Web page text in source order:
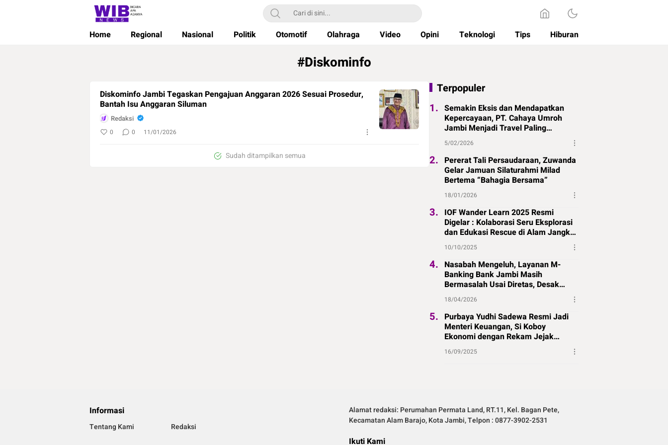
Wibnews
Waktu Indonesia Bicara
Home Regional Nasional Politik Otomotif Olahraga Video Opini Teknologi Tips Hiburan
#Diskominfo
Diskominfo Jambi Tegaskan Pengajuan Anggaran 2026 Sesuai Prosedur,
Bantah Isu Anggaran Siluman
Redaksi
0 0 11/01/2026
Sudah ditampilkan semua
Terpopuler
1. Semakin Eksis dan Mendapatkan
Kepercayaan, PT. Cahaya Umroh
Jambi Menjadi Travel Paling
Direkomendasikan di Jambi
5/02/2026
2. Pererat Tali Persaudaraan, Zuwanda
Gelar Jamuan Silaturahmi Milad
Bertema “Bahagia Bersama”
18/01/2026
3. IOF Wander Learn 2025 Resmi
Digelar : Kolaborasi Seru Eksplorasi
dan Edukasi Rescue di Alam Jangkat
Merangin
10/10/2025
4. Nasabah Mengeluh, Layanan M-
Banking Bank Jambi Masih
Bermasalah Usai Diretas, Desak
Perbaikan Segera
18/04/2026
5. Purbaya Yudhi Sadewa Resmi Jadi
Menteri Keuangan, Si Koboy
Ekonomi dengan Rekam Jejak
Panjang
16/09/2025
Informasi
Tentang Kami Redaksi
Alamat redaksi: Perumahan Permata Land, RT.11, Kel. Bagan Pete,
Kecamatan Alam Barajo, Kota Jambi, Telpon : 0877-3902-2531
Ikuti Kami